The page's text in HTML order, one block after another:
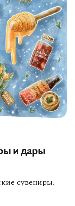
и дары
сувениры,